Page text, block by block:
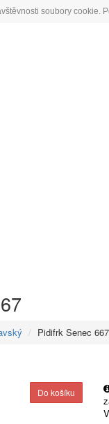
soubory cookie.
Pidifrk Senec 667